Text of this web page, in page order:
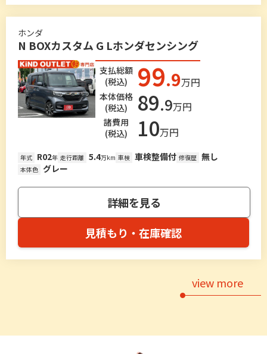
ホンダ
N BOXカスタム G Lホンダセンシング
支払総額
(税込)
99.9万円
本体価格
(税込)
89.9万円
諸費用
(税込)
10万円
年式 R02年 走行距離 5.4万km 車検 車検整備付 修復歴 無し
本体色 グレー
詳細を見る
見積もり・在庫確認
view more